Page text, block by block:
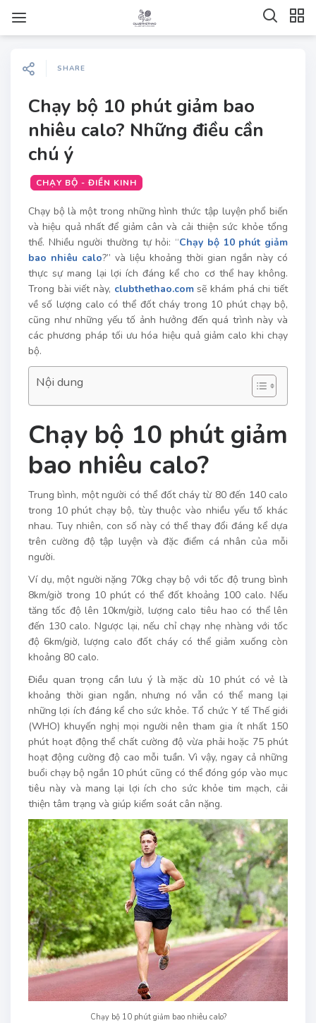
SHARE
Chạy bộ 10 phút giảm bao
nhiêu calo? Những điều cần
chú ý
CHẠY BỘ - ĐIỀN KINH
Chạy bộ là một trong những hình thức tập luyện phổ biến
và hiệu quả nhất để giảm cân và cải thiện sức khỏe tổng
thể. Nhiều người thường tự hỏi: “Chạy bộ 10 phút giảm
bao nhiêu calo?” và liệu khoảng thời gian ngắn này có
thực sự mang lại lợi ích đáng kể cho cơ thể hay không.
Trong bài viết này, clubthethao.comsẽ khám phá chi tiết
về số lượng calo có thể đốt cháy trong 10 phút chạy bộ,
cũng như những yếu tố ảnh hưởng đến quá trình này và
các phương pháp tối ưu hóa hiệu quả giảm calo khi chạy
bộ.
Nội dung
Chạy bộ 10 phút giảm
bao nhiêu calo?
Trung bình, một người có thể đốt cháy từ 80 đến 140 calo
trong 10 phút chạy bộ, tùy thuộc vào nhiều yếu tố khác
nhau. Tuy nhiên, con số này có thể thay đổi đáng kể dựa
trên cường độ tập luyện và đặc điểm cá nhân của mỗi
người.
Ví dụ, một người nặng 70kg chạy bộ với tốc độ trung bình
8km/giờ trong 10 phút có thể đốt khoảng 100 calo. Nếu
tăng tốc độ lên 10km/giờ, lượng calo tiêu hao có thể lên
đến 130 calo. Ngược lại, nếu chỉ chạy nhẹ nhàng với tốc
độ 6km/giờ, lượng calo đốt cháy có thể giảm xuống còn
khoảng 80 calo.
Điều quan trọng cần lưu ý là mặc dù 10 phút có vẻ là
khoảng thời gian ngắn, nhưng nó vẫn có thể mang lại
những lợi ích đáng kể cho sức khỏe. Tổ chức Y tế Thế giới
(WHO) khuyến nghị mọi người nên tham gia ít nhất 150
phút hoạt động thể chất cường độ vừa phải hoặc 75 phút
hoạt động cường độ cao mỗi tuần. Vì vậy, ngay cả những
buổi chạy bộ ngắn 10 phút cũng có thể đóng góp vào mục
tiêu này và mang lại lợi ích cho sức khỏe tim mạch, cải
thiện tâm trạng và giúp kiểm soát cân nặng.
Chạy bộ 10 phút giảm bao nhiêu calo?